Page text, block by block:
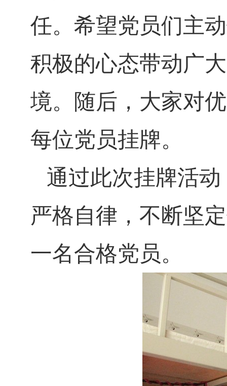
任。希望党员们主
积极的心态带动广
境。随后，大家对
每位党员挂牌。
通过此次挂牌活
严格自律，不断坚
一名合格党员。